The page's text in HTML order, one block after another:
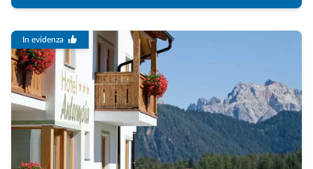
In evidenza